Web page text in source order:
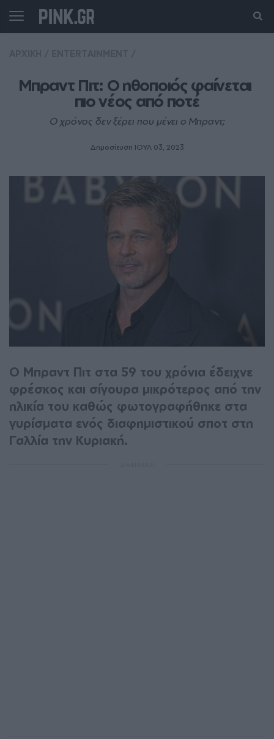
Μπραντ Πιτ: Ο ηθοποιός φαίνεται
πιο νέος από ποτέ
Ο χρόνος δεν ξέρει που μένει ο Μπραντ;
Δημοσίευση ΙΟΥΛ 03, 2023
Ο Μπραντ Πιτ στα 59 του χρόνια έδειχνε
φρέσκος και σίγουρα μικρότερος από την
ηλικία του καθώς φωτογραφήθηκε στα
γυρίσματα ενός διαφημιστικού σποτ στη
Γαλλία την Κυριακή.